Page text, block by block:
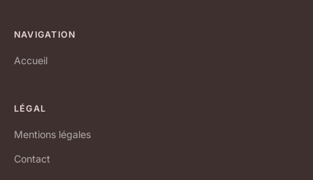
NAVIGATION
Accueil
LÉGAL
Mentions légales
Contact